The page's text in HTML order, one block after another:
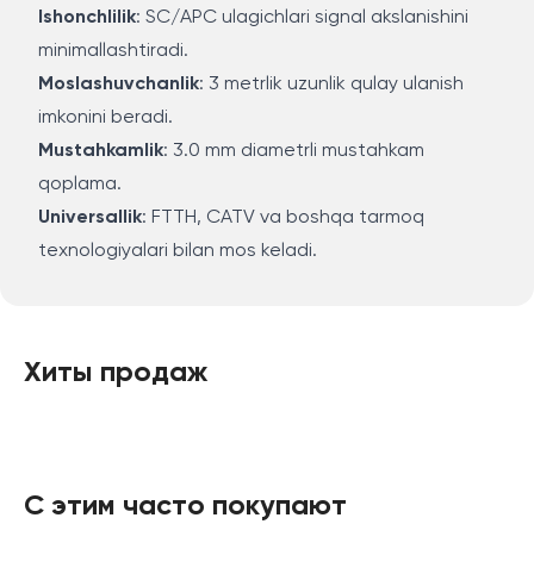
Ishonchlilik: SC/APC ulagichlari signal akslanishini
minimallashtiradi.
Moslashuvchanlik: 3 metrlik uzunlik qulay ulanish
imkonini beradi.
Mustahkamlik: 3.0 mm diametrli mustahkam
qoplama.
Universallik: FTTH, CATV va boshqa tarmoq
texnologiyalari bilan mos keladi.
Хиты продаж
С этим часто покупают